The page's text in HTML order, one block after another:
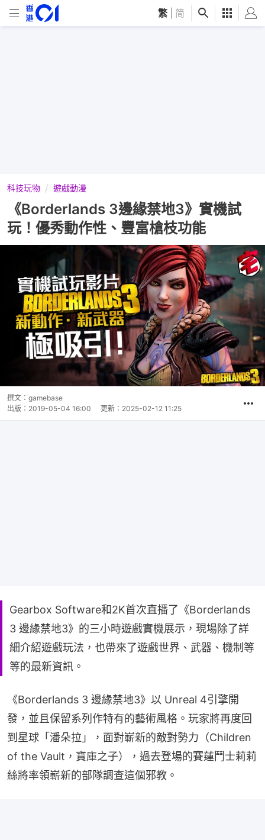
繁 简
科技玩物 遊戲動漫
《Borderlands 3邊緣禁地3》實機試
玩！優秀動作性、豐富槍枝功能
撰文： gamebase
出版： 2019-05-04 16:00 更新： 2025-02-12 11:25
Gearbox Software和2K首次直播了《Borderlands
3 邊緣禁地3》的三小時遊戲實機展示，現場除了詳
細介紹遊戲玩法，也帶來了遊戲世界、武器、機制等
等的最新資訊。
《Borderlands 3 邊緣禁地3》以 Unreal 4引擎開
發，並且保留系列作特有的藝術風格。玩家將再度回
到星球「潘朵拉」，面對嶄新的敵對勢力（Children
of the Vault，寶庫之子），過去登場的賽蓮鬥士莉莉
絲將率領嶄新的部隊調查這個邪教。